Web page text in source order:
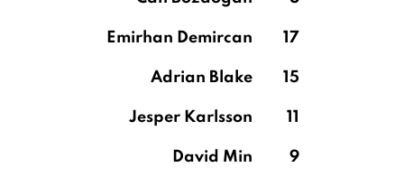
Emirhan Demircan 17
Adrian Blake 15
Jesper Karlsson 11
David Min 9